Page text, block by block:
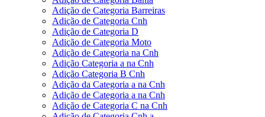
Adição de Categoria Barreiras
Adição de Categoria Cnh
Adição de Categoria D
Adição de Categoria Moto
Adição de Categoria na Cnh
Adição Categoria a na Cnh
Adição Categoria B Cnh
Adição da Categoria a na Cnh
Adição de Categoria a na Cnh
Adição de Categoria C na Cnh